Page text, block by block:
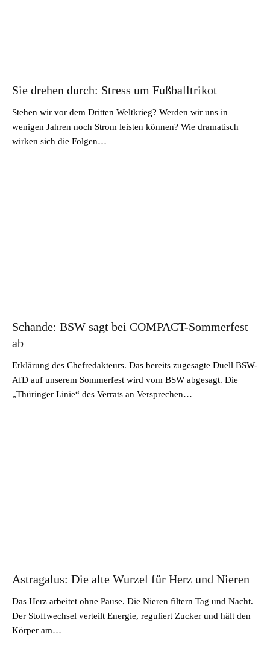
Sie drehen durch: Stress um Fußballtrikot
Stehen wir vor dem Dritten Weltkrieg? Werden wir uns in
wenigen Jahren noch Strom leisten können? Wie dramatisch
wirken sich die Folgen…
Schande: BSW sagt bei COMPACT-Sommerfest
ab
Erklärung des Chefredakteurs. Das bereits zugesagte Duell BSW-
AfD auf unserem Sommerfest wird vom BSW abgesagt. Die
„Thüringer Linie“ des Verrats an Versprechen…
Astragalus: Die alte Wurzel für Herz und Nieren
Das Herz arbeitet ohne Pause. Die Nieren filtern Tag und Nacht.
Der Stoffwechsel verteilt Energie, reguliert Zucker und hält den
Körper am…